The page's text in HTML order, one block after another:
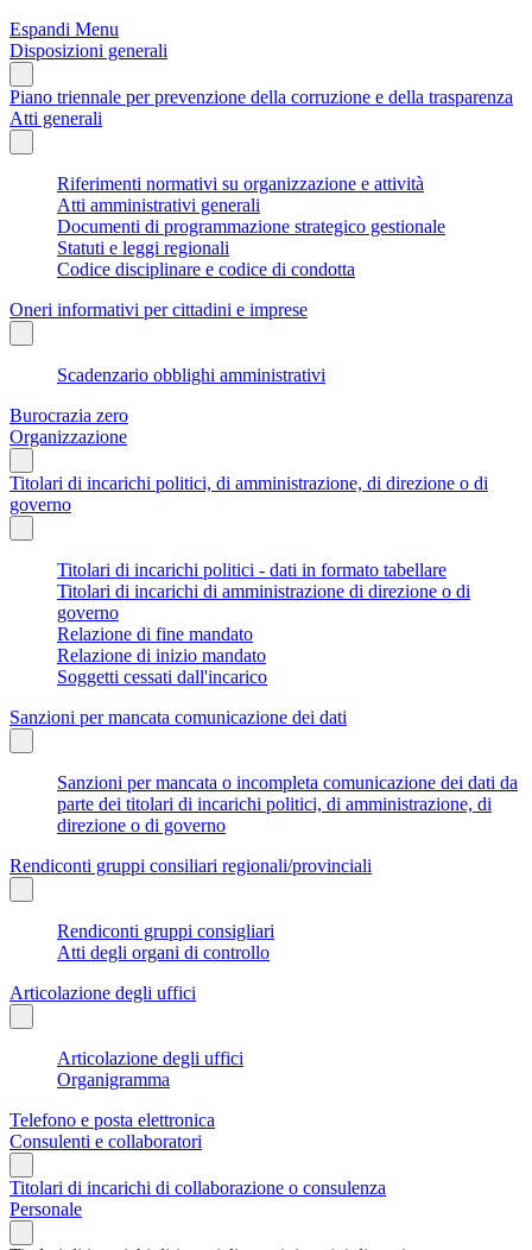
Espandi Menu
Disposizioni generali
Piano triennale per prevenzione della corruzione e della trasparenza
Atti generali
Riferimenti normativi su organizzazione e attività
Atti amministrativi generali
Documenti di programmazione strategico gestionale
Statuti e leggi regionali
Codice disciplinare e codice di condotta
Oneri informativi per cittadini e imprese
Scadenzario obblighi amministrativi
Burocrazia zero
Organizzazione
Titolari di incarichi politici, di amministrazione, di direzione o di
governo
Titolari di incarichi politici - dati in formato tabellare
Titolari di incarichi di amministrazione di direzione o di
governo
Relazione di fine mandato
Relazione di inizio mandato
Soggetti cessati dall'incarico
Sanzioni per mancata comunicazione dei dati
Sanzioni per mancata o incompleta comunicazione dei dati da
parte dei titolari di incarichi politici, di amministrazione, di
direzione o di governo
Rendiconti gruppi consiliari regionali/provinciali
Rendiconti gruppi consigliari
Atti degli organi di controllo
Articolazione degli uffici
Articolazione degli uffici
Organigramma
Telefono e posta elettronica
Consulenti e collaboratori
Titolari di incarichi di collaborazione o consulenza
Personale